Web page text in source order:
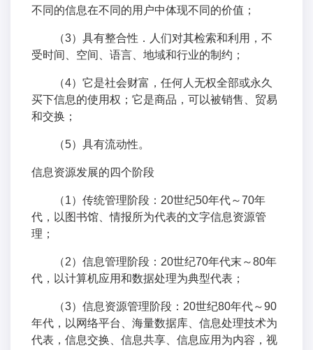
不同的信息在不同的用户中体现不同的价值；
（3）具有整合性．人们对其检索和利用，不
受时间、空间、语言、地域和行业的制约；
（4）它是社会财富，任何人无权全部或永久
买下信息的使用权；它是商品，可以被销售、贸易
和交换；
（5）具有流动性。
信息资源发展的四个阶段
（1）传统管理阶段：20世纪50年代～70年
代，以图书馆、情报所为代表的文字信息资源管
理；
（2）信息管理阶段：20世纪70年代末～80年
代，以计算机应用和数据处理为典型代表；
（3）信息资源管理阶段：20世纪80年代～90
年代，以网络平台、海量数据库、信息处理技术为
代表，信息交换、信息共享、信息应用为内容，视